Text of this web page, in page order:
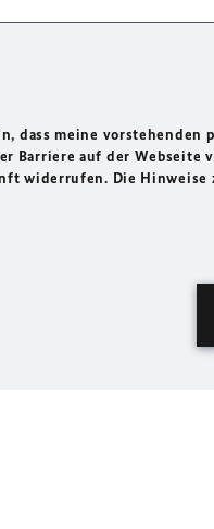
dass meine vorstehenden
Barriere auf der
widerrufen. Die Hinweise